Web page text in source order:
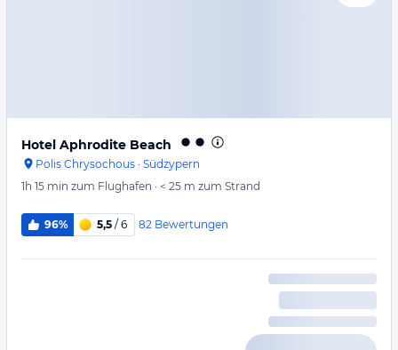
Hotel Aphrodite Beach
Polis Chrysochous · Südzypern
1h 15 min zum Flughafen · < 25 m zum Strand
96% 5,5 / 6 82 Bewertungen